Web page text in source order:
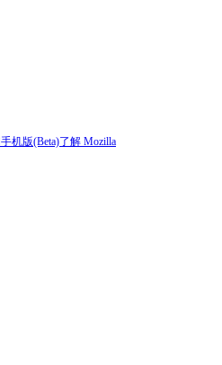
手机版(Beta)了解 Mozilla